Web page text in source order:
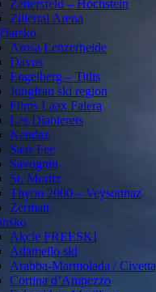
Zettersfeld – Hochstein
Zillertal Arena
Arosa Lenzerheide
Davos
Engelberg – Titlis
Jungfrau ski region
Flims Laax Falera
Les Diablerets
Nendaz
Saas Fee
Savognin
St. Moritz
Thyon 2000 – Veysonnaz
Zermatt
Akcie FREESKI
Adamello ski
Arabba-Marmolada / Civetta
Cortina d’Ampezzo